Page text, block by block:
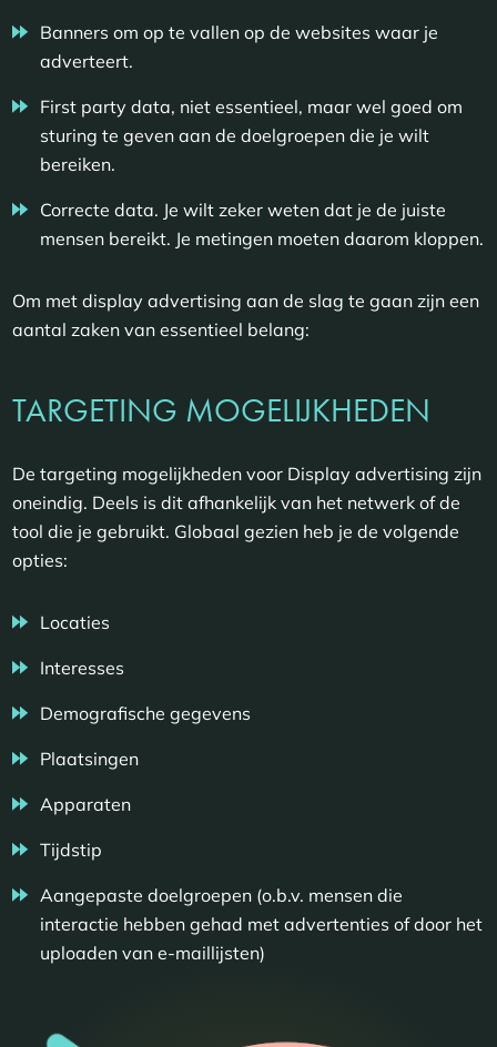
Banners om op te vallen op de websites waar je
adverteert.
First party data, niet essentieel, maar wel goed om
sturing te geven aan de doelgroepen die je wilt
bereiken.
Correcte data. Je wilt zeker weten dat je de juiste
mensen bereikt. Je metingen moeten daarom kloppen.
Om met display advertising aan de slag te gaan zijn een
aantal zaken van essentieel belang:
TARGETING MOGELIJKHEDEN
De targeting mogelijkheden voor Display advertising zijn
oneindig. Deels is dit afhankelijk van het netwerk of de
tool die je gebruikt. Globaal gezien heb je de volgende
opties:
Locaties
Interesses
Demografische gegevens
Plaatsingen
Apparaten
Tijdstip
Aangepaste doelgroepen (o.b.v. mensen die
interactie hebben gehad met advertenties of door het
uploaden van e-maillijsten)